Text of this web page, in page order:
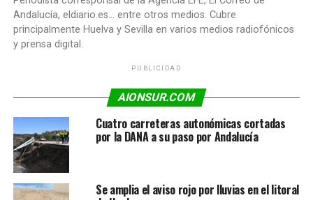
Andalucía, eldiario.es... entre otros medios. Cubre
principalmente Huelva y Sevilla en varios medios radiofónicos
y prensa digital.
PUBLICIDAD
AIONSUR.COM
Cuatro carreteras autonómicas cortadas
por la DANA a su paso por Andalucía
Se amplia el aviso rojo por lluvias en el litoral